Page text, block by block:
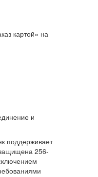
картой» на
и
поддерживает
256-